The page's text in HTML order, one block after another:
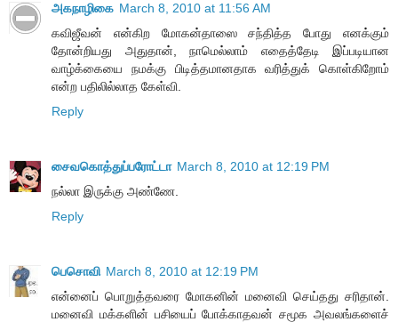
அகநாழிகை March 8, 2010 at 11:56 AM
கவிஜீவன் என்கிற மோகன்தாஸை சந்தித்த போது எனக்கும்
தோன்றியது அதுதான், நாமெல்லாம் எதைத்தேடி இப்படியான
வாழ்க்கையை நமக்கு பிடித்தமானதாக வரித்துக் கொள்கிறோம்
என்ற பதிலில்லாத கேள்வி.
Reply
சைவகொத்துப்பரோட்டா March 8, 2010 at 12:19 PM
நல்லா இருக்கு அண்ணே.
Reply
பெசொவி March 8, 2010 at 12:19 PM
என்னைப் பொறுத்தவரை மோகனின் மனைவி செய்தது சரிதான்.
மனைவி மக்களின் பசியைப் போக்காதவன் சமூக அவலங்களைச்